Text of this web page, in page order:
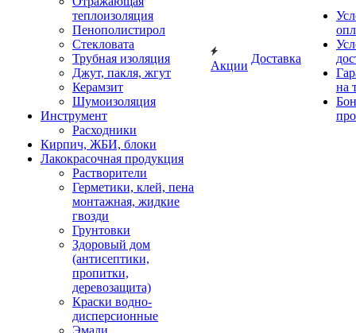
теплоизоляция
Пенополистирол
Стекловата
Трубная изоляция
Джут, пакля, жгут
Керамзит
Шумоизоляция
Инструмент
Расходники
Кирпич, ЖБИ, блоки
Лакокрасочная продукция
Растворители
Герметики, клей, пена
монтажная, жидкие
гвозди
Грунтовки
Здоровый дом
(антисептики,
пропитки,
деревозащита)
Краски водно-
дисперсионные
Эмали
Акции
Доставка
на